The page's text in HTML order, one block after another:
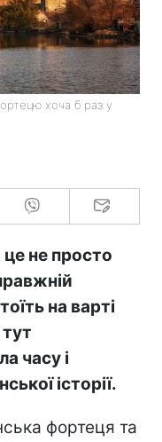
хоча б раз у
не просто
на варті
часу і
історії.
фортеця та